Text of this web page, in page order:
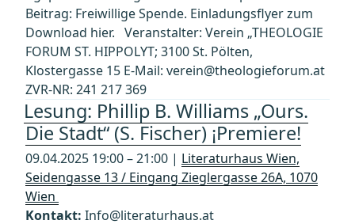
Beitrag: Freiwillige Spende. Einladungsflyer zum
Download hier. Veranstalter: Verein „THEOLOGIE
FORUM ST. HIPPOLYT; 3100 St. Pölten,
Klostergasse 15 E-Mail: verein@theologieforum.at
ZVR-NR: 241 217 369
Lesung: Phillip B. Williams „Ours.
Die Stadt“ (S. Fischer) ¡Premiere!
09.04.2025 19:00 – 21:00 | Literaturhaus Wien,
Seidengasse 13 / Eingang Zieglergasse 26A, 1070
Wien
Kontakt: Info@literaturhaus.at